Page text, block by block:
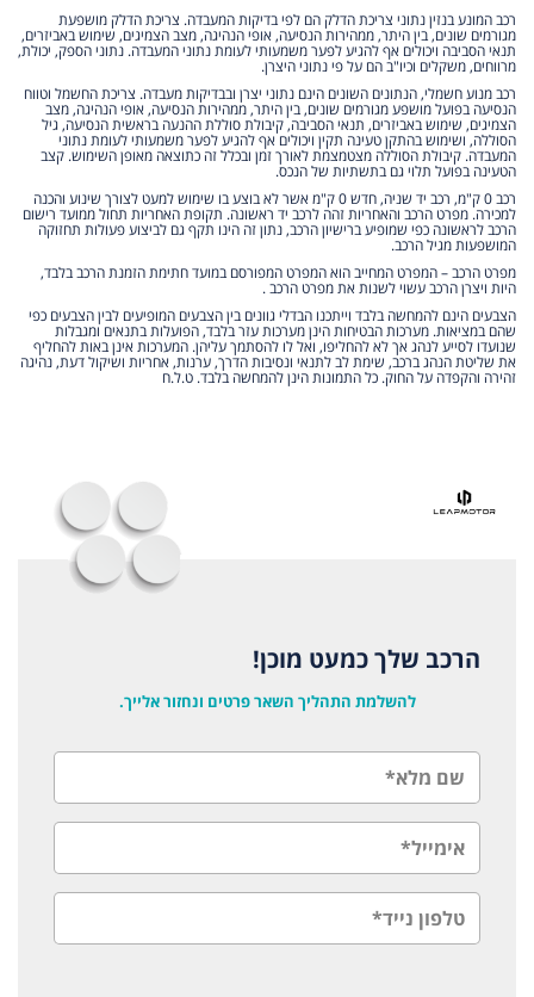
רכב המונע בנזין נתוני צריכת הדלק הם לפי בדיקות המעבדה. צריכת הדלק מושפעת
מגורמים שונים, בין היתר, ממהירות הנסיעה, אופי הנהיגה, מצב הצמיגים, שימוש באביזרים,
תנאי הסביבה ויכולים אף להגיע לפער משמעותי לעומת נתוני המעבדה. נתוני הספק, יכולת,
מרווחים, משקלים וכיו"ב הם על פי נתוני היצרן.
רכב מנוע חשמלי, הנתונים השונים הינם נתוני יצרן ובבדיקות מעבדה. צריכת החשמל וטווח
הנסיעה בפועל מושפע מגורמים שונים, בין היתר, ממהירות הנסיעה, אופי הנהיגה, מצב
הצמיגים, שימוש באביזרים, תנאי הסביבה, קיבולת סוללת ההנעה בראשית הנסיעה, גיל
הסוללה, ושימוש בהתקן טעינה תקין ויכולים אף להגיע לפער משמעותי לעומת נתוני
המעבדה. קיבולת הסוללה מצטמצמת לאורך זמן ובכלל זה כתוצאה מאופן השימוש. קצב
הטעינה בפועל תלוי גם בתשתיות של הנכס.
רכב 0 ק"מ, רכב יד שניה, חדש 0 ק"מ אשר לא בוצע בו שימוש למעט לצורך שינוע והכנה
למכירה. מפרט הרכב והאחריות זהה לרכב יד ראשונה. תקופת האחריות תחול ממועד רישום
הרכב לראשונה כפי שמופיע ברישיון הרכב, נתון זה הינו תקף גם לביצוע פעולות תחזוקה
המושפעות מגיל הרכב.
מפרט הרכב – המפרט המחייב הוא המפרט המפורסם במועד חתימת הזמנת הרכב בלבד,
היות ויצרן הרכב עשוי לשנות את מפרט הרכב .
הצבעים הינם להמחשה בלבד וייתכנו הבדלי גוונים בין הצבעים המופיעים לבין הצבעים כפי
שהם במציאות. מערכות הבטיחות הינן מערכות עזר בלבד, הפועלות בתנאים ומגבלות
שנועדו לסייע לנהג אך לא להחליפו, ואל לו להסתמך עליהן. המערכות אינן באות להחליף
את שליטת הנהג ברכב, שימת לב לתנאי ונסיבות הדרך, ערנות, אחריות ושיקול דעת, נהיגה
זהירה והקפדה על החוק. כל התמונות הינן להמחשה בלבד. ט.ל.ח
הרכב שלך כמעט מוכן!
להשלמת התהליך השאר פרטים ונחזור אלייך.